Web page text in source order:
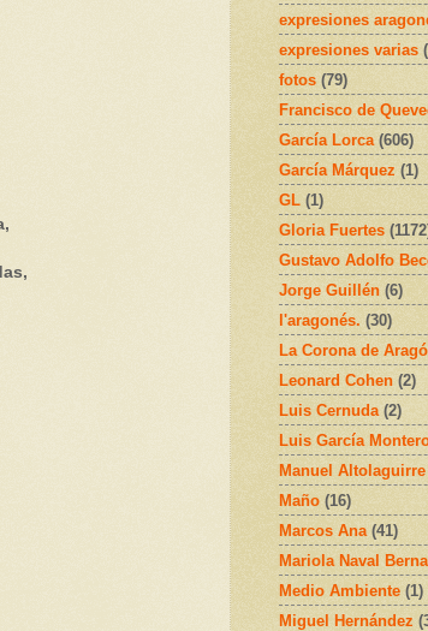
expresiones
expresiones varias
fotos (79)
Francisco de
García Lorca (606)
García Márquez (1)
GL (1)
Gloria Fuertes
Gustavo Adolfo
Jorge Guillén (6)
l'aragonés. (30)
La Corona de
Leonard Cohen (2)
Luis Cernuda (2)
Luis García
Manuel Altolaguirre
Maño (16)
Marcos Ana (41)
Mariola Naval
Medio Ambiente (1)
Miguel Hernández